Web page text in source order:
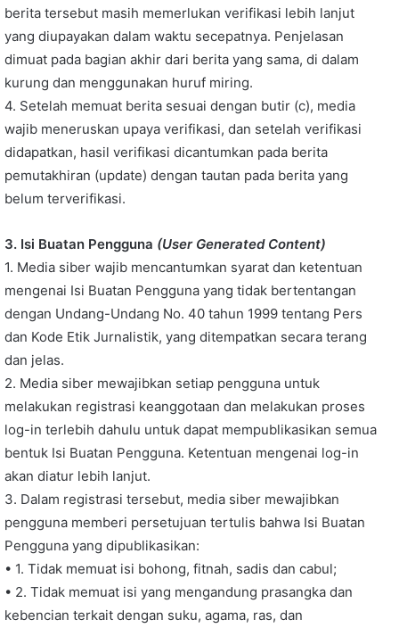
berita tersebut masih memerlukan verifikasi lebih lanjut
yang diupayakan dalam waktu secepatnya. Penjelasan
dimuat pada bagian akhir dari berita yang sama, di dalam
kurung dan menggunakan huruf miring.
4. Setelah memuat berita sesuai dengan butir (c), media
wajib meneruskan upaya verifikasi, dan setelah verifikasi
didapatkan, hasil verifikasi dicantumkan pada berita
pemutakhiran (update) dengan tautan pada berita yang
belum terverifikasi.
3. Isi Buatan Pengguna (User Generated Content)
1. Media siber wajib mencantumkan syarat dan ketentuan
mengenai Isi Buatan Pengguna yang tidak bertentangan
dengan Undang-Undang No. 40 tahun 1999 tentang Pers
dan Kode Etik Jurnalistik, yang ditempatkan secara terang
dan jelas.
2. Media siber mewajibkan setiap pengguna untuk
melakukan registrasi keanggotaan dan melakukan proses
log-in terlebih dahulu untuk dapat mempublikasikan semua
bentuk Isi Buatan Pengguna. Ketentuan mengenai log-in
akan diatur lebih lanjut.
3. Dalam registrasi tersebut, media siber mewajibkan
pengguna memberi persetujuan tertulis bahwa Isi Buatan
Pengguna yang dipublikasikan:
• 1. Tidak memuat isi bohong, fitnah, sadis dan cabul;
• 2. Tidak memuat isi yang mengandung prasangka dan
kebencian terkait dengan suku, agama, ras, dan